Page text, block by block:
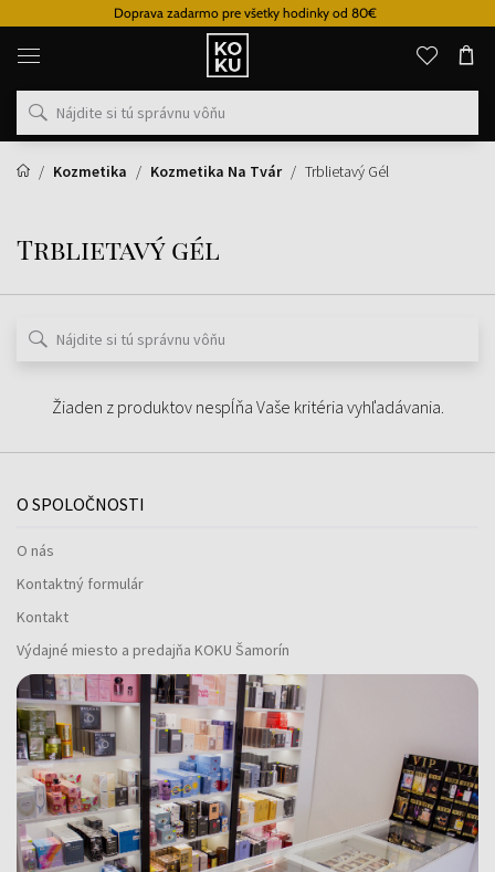
Doprava zadarmo pre všetky hodinky od 80€
Originálne
parfémy
hodinky
na
mieste
Kozmetika
Kozmetika Na Tvár Trblietavý Gél
Trblietavý gél
Žiaden z produktov nespĺňa Vaše kritéria vyhľadávania.
O SPOLOČNOSTI
O nás
Kontaktný formulár
Kontakt
Výdajné miesto a predajňa KOKU Šamorín